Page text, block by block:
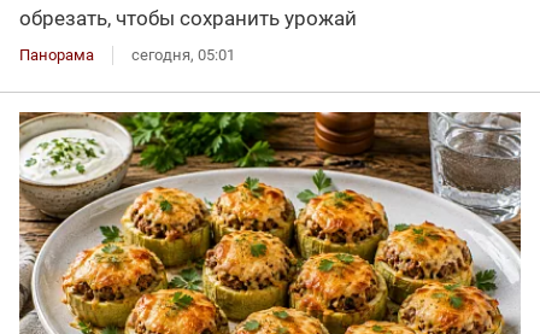
обрезать, чтобы сохранить урожай
Панорама сегодня, 05:01